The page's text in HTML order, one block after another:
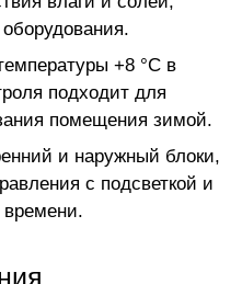
+8 °C в
подходит для
помещения зимой.
и наружный блоки,
с подсветкой и
времени.